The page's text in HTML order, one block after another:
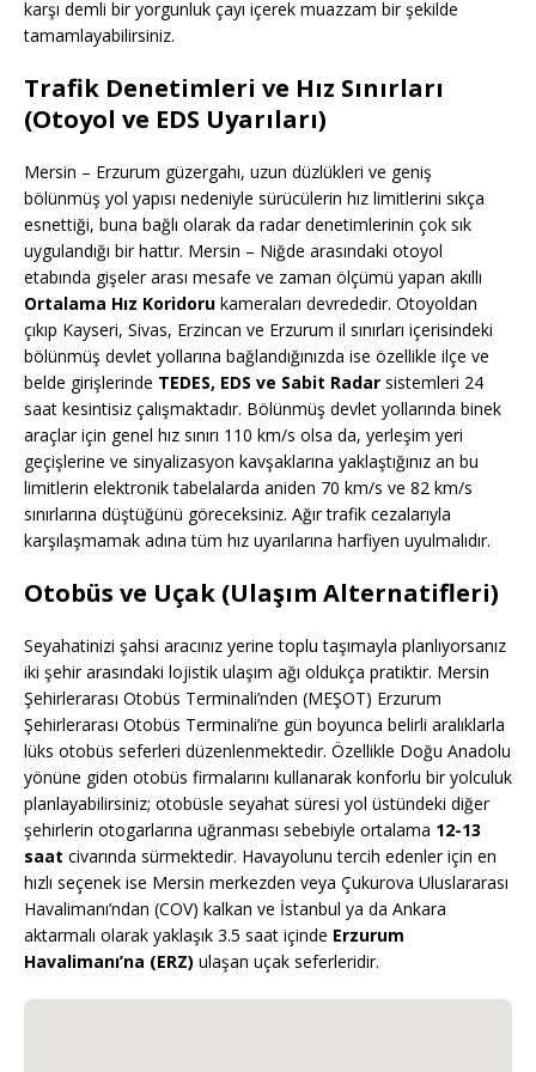
karşı demli bir yorgunluk çayı içerek muazzam bir şekilde
tamamlayabilirsiniz.
Trafik Denetimleri ve Hız Sınırları
(Otoyol ve EDS Uyarıları)
Mersin – Erzurum güzergahı, uzun düzlükleri ve geniş
bölünmüş yol yapısı nedeniyle sürücülerin hız limitlerini sıkça
esnettiği, buna bağlı olarak da radar denetimlerinin çok sık
uygulandığı bir hattır. Mersin – Niğde arasındaki otoyol
etabında gişeler arası mesafe ve zaman ölçümü yapan akıllı
Ortalama Hız Koridoru kameraları devrededir. Otoyoldan
çıkıp Kayseri, Sivas, Erzincan ve Erzurum il sınırları içerisindeki
bölünmüş devlet yollarına bağlandığınızda ise özellikle ilçe ve
belde girişlerinde TEDES, EDS ve Sabit Radar sistemleri 24
saat kesintisiz çalışmaktadır. Bölünmüş devlet yollarında binek
araçlar için genel hız sınırı 110 km/s olsa da, yerleşim yeri
geçişlerine ve sinyalizasyon kavşaklarına yaklaştığınız an bu
limitlerin elektronik tabelalarda aniden 70 km/s ve 82 km/s
sınırlarına düştüğünü göreceksiniz. Ağır trafik cezalarıyla
karşılaşmamak adına tüm hız uyarılarına harfiyen uyulmalıdır.
Otobüs ve Uçak (Ulaşım Alternatifleri)
Seyahatinizi şahsi aracınız yerine toplu taşımayla planlıyorsanız
iki şehir arasındaki lojistik ulaşım ağı oldukça pratiktir. Mersin
Şehirlerarası Otobüs Terminali’nden (MEŞOT) Erzurum
Şehirlerarası Otobüs Terminali’ne gün boyunca belirli aralıklarla
lüks otobüs seferleri düzenlenmektedir. Özellikle Doğu Anadolu
yönüne giden otobüs firmalarını kullanarak konforlu bir yolculuk
planlayabilirsiniz; otobüsle seyahat süresi yol üstündeki diğer
şehirlerin otogarlarına uğranması sebebiyle ortalama 12-13
saat civarında sürmektedir. Havayolunu tercih edenler için en
hızlı seçenek ise Mersin merkezden veya Çukurova Uluslararası
Havalimanı’ndan (COV) kalkan ve İstanbul ya da Ankara
aktarmalı olarak yaklaşık 3.5 saat içinde Erzurum
Havalimanı’na (ERZ) ulaşan uçak seferleridir.